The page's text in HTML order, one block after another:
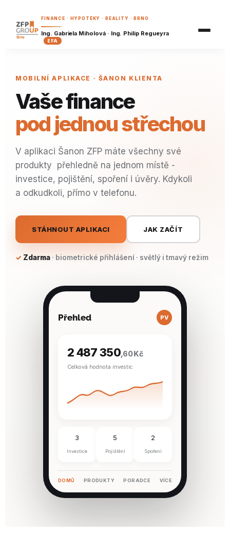
FINANCE · HYPOTÉKY · REALITY · BRNO
Ing. Gabriela Miholová · Ing. Philip Regueyra
EFA
Příklady z praxe
Reality
Hypoteční kalkulačka
Dostupnost bydlení
Investiční kalkulačka
Důchodová kalkulačka BRZY
Analýza výdajů BRZY
Finanční zdraví
MOBILNÍ APLIKACE · ŠANON KLIENTA
Vaše finance
pod jednou střechou
V aplikaci Šanon ZFP máte všechny své
produkty přehledně na jednom místě -
investice, pojištění, spoření i úvěry. Kdykoli
a odkudkoli, přímo v telefonu.
STÁHNOUT APLIKACI JAK ZAČÍT
Zdarma · biometrické přihlášení · světlý i tmavý režim
Přehled PV
2 487 350,60 Kč
Celková hodnota investic
3
Investice
5
Pojištění
2
Spoření
DOMŮ PRODUKTY PORADCE VÍCE